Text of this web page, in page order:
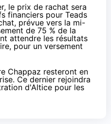
le prix de rachat sera
financiers pour Teads
prévue vers la mi-
de 75 % de la
attendre les résultats
pour un versement
Chappaz resteront en
Ce dernier rejoindra
d'Altice pour les